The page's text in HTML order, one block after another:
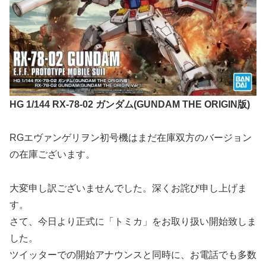
HG 1/144 RX-78-02 ガンダム(GUNDAM THE ORIGIN版)
RGエヴァンゲリヲン初号機はまだ在庫双方のバージョン
の在庫ございます。
大変申し訳ございませんでした。深くお詫び申し上げま
す。
さて、今日より正式に「トミカ」をお取り扱い開始致しま
した。
ツイッターでの開始アナウンスと同時に、お電話でも多数